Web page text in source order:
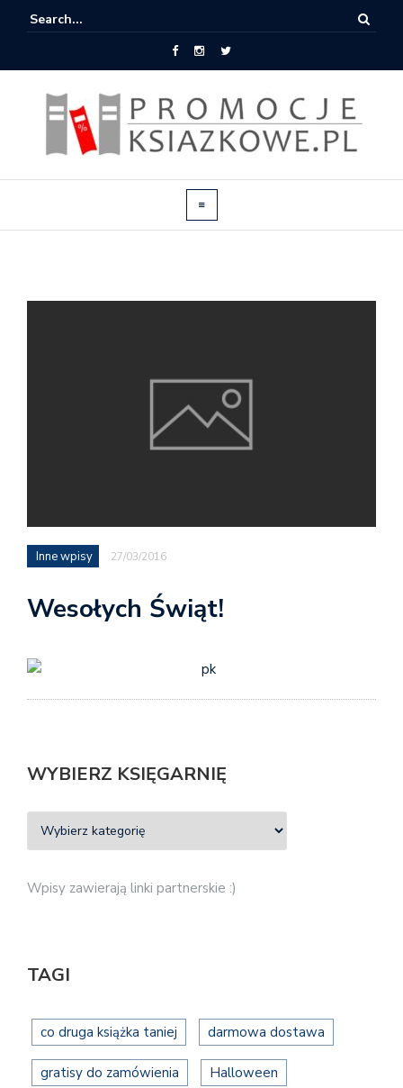
Inne wpisy 27/03/2016
Wesołych Świąt!
WYBIERZ KSIĘGARNIĘ
Wpisy zawierają linki partnerskie :)
TAGI
co druga książka taniej darmowa dostawa
gratisy do zamówienia Halloween